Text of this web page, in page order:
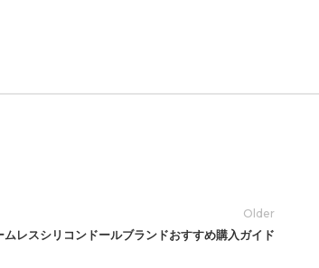
Older
ムレスシリコンドールブランドおすすめ購入ガイド